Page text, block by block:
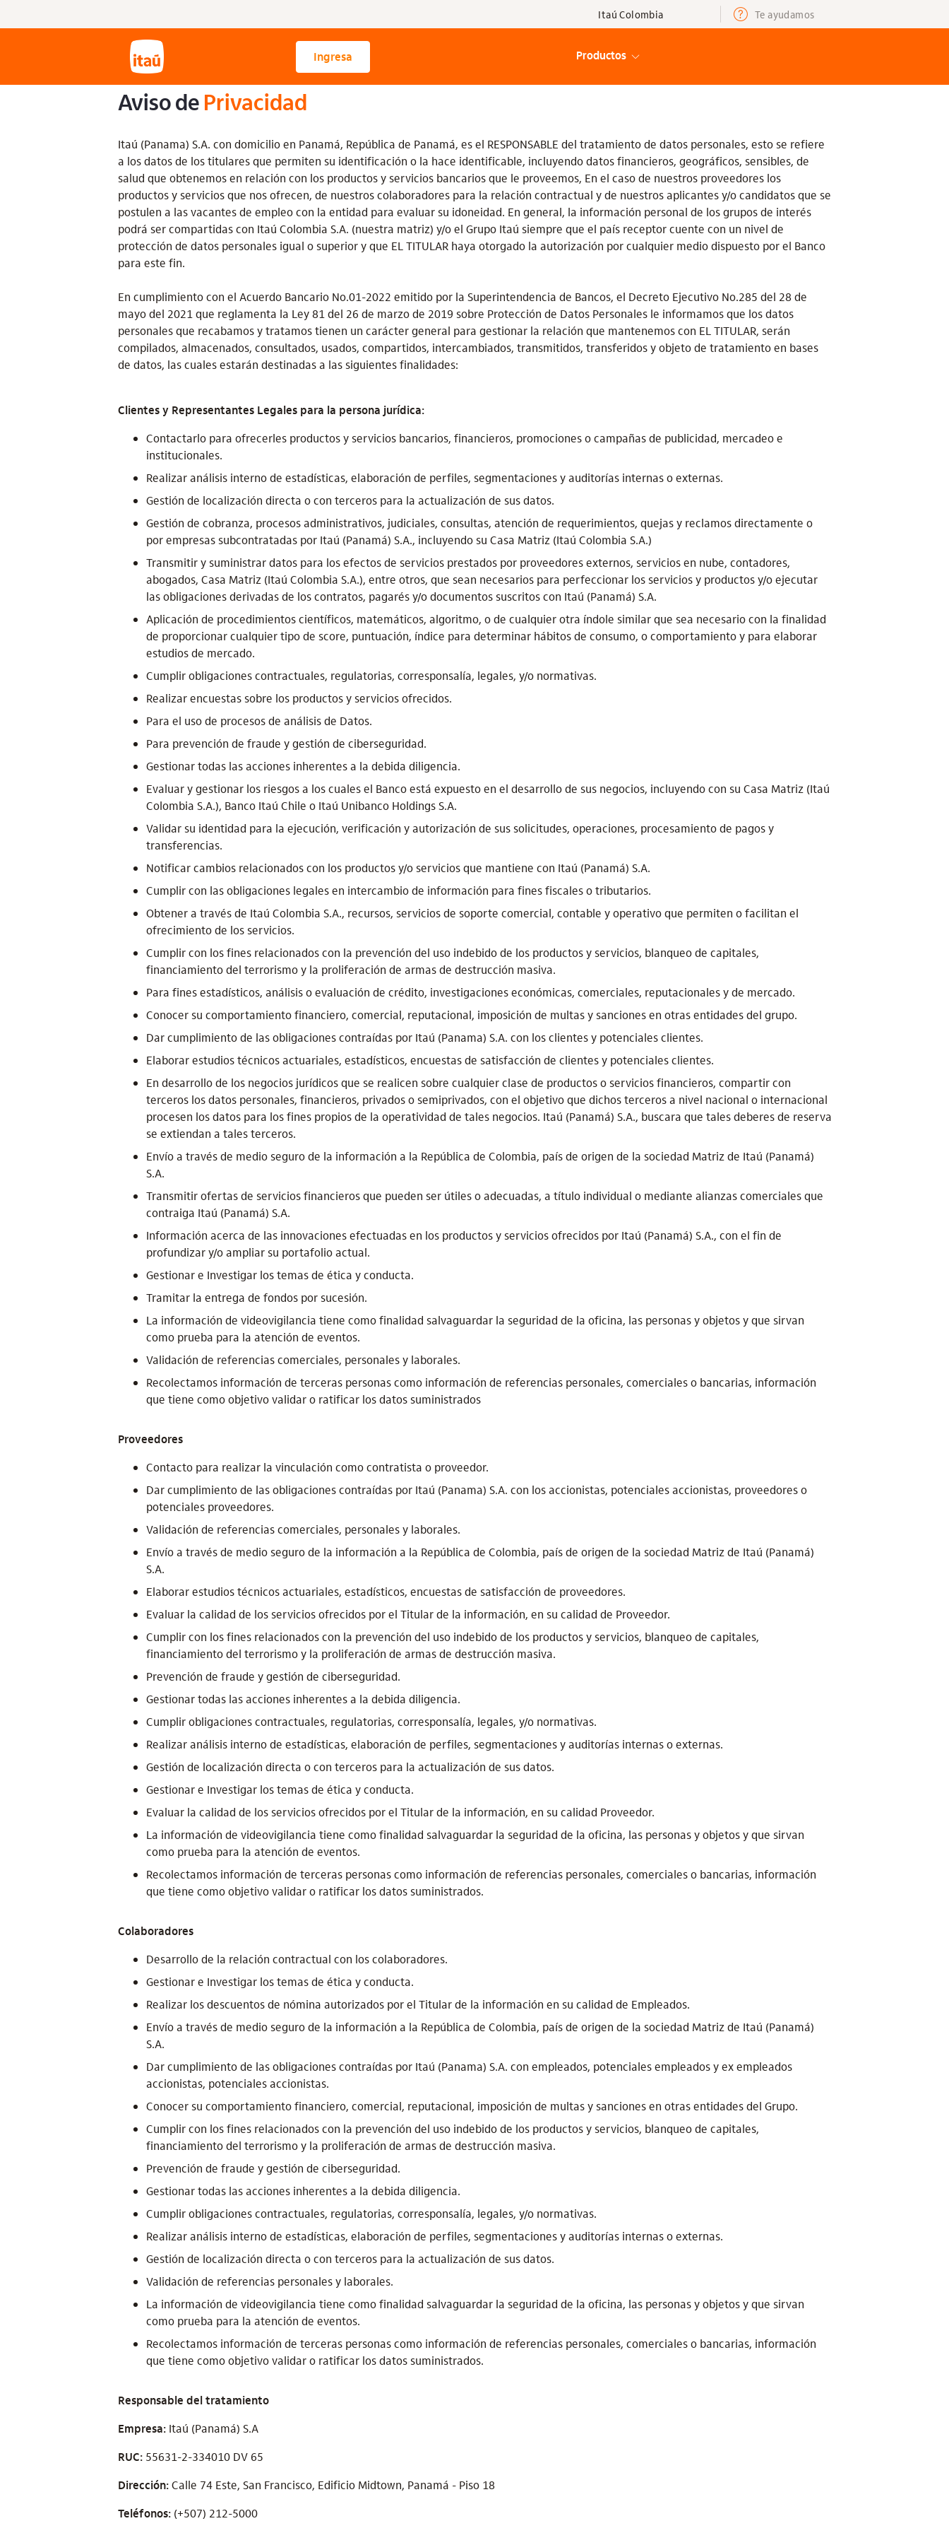
Itaú Colombia Te ayudamos
Productos
Ingresa
Aviso de Privacidad
Itaú (Panama) S.A. con domicilio en Panamá, República de Panamá, es el RESPONSABLE del tratamiento de datos personales, esto se refiere
a los datos de los titulares que permiten su identificación o la hace identificable, incluyendo datos financieros, geográficos, sensibles, de
salud que obtenemos en relación con los productos y servicios bancarios que le proveemos, En el caso de nuestros proveedores los
productos y servicios que nos ofrecen, de nuestros colaboradores para la relación contractual y de nuestros aplicantes y/o candidatos que se
postulen a las vacantes de empleo con la entidad para evaluar su idoneidad. En general, la información personal de los grupos de interés
podrá ser compartidas con Itaú Colombia S.A. (nuestra matriz) y/o el Grupo Itaú siempre que el país receptor cuente con un nivel de
protección de datos personales igual o superior y que EL TITULAR haya otorgado la autorización por cualquier medio dispuesto por el Banco
para este fin.
En cumplimiento con el Acuerdo Bancario No.01-2022 emitido por la Superintendencia de Bancos, el Decreto Ejecutivo No.285 del 28 de
mayo del 2021 que reglamenta la Ley 81 del 26 de marzo de 2019 sobre Protección de Datos Personales le informamos que los datos
personales que recabamos y tratamos tienen un carácter general para gestionar la relación que mantenemos con EL TITULAR, serán
compilados, almacenados, consultados, usados, compartidos, intercambiados, transmitidos, transferidos y objeto de tratamiento en bases
de datos, las cuales estarán destinadas a las siguientes finalidades:
Clientes y Representantes Legales para la persona jurídica:
Contactarlo para ofrecerles productos y servicios bancarios, financieros, promociones o campañas de publicidad, mercadeo e
institucionales.
Realizar análisis interno de estadísticas, elaboración de perfiles, segmentaciones y auditorías internas o externas.
Gestión de localización directa o con terceros para la actualización de sus datos.
Gestión de cobranza, procesos administrativos, judiciales, consultas, atención de requerimientos, quejas y reclamos directamente o
por empresas subcontratadas por Itaú (Panamá) S.A., incluyendo su Casa Matriz (Itaú Colombia S.A.)
Transmitir y suministrar datos para los efectos de servicios prestados por proveedores externos, servicios en nube, contadores,
abogados, Casa Matriz (Itaú Colombia S.A.), entre otros, que sean necesarios para perfeccionar los servicios y productos y/o ejecutar
las obligaciones derivadas de los contratos, pagarés y/o documentos suscritos con Itaú (Panamá) S.A.
Aplicación de procedimientos científicos, matemáticos, algoritmo, o de cualquier otra índole similar que sea necesario con la finalidad
de proporcionar cualquier tipo de score, puntuación, índice para determinar hábitos de consumo, o comportamiento y para elaborar
estudios de mercado.
Cumplir obligaciones contractuales, regulatorias, corresponsalía, legales, y/o normativas.
Realizar encuestas sobre los productos y servicios ofrecidos.
Para el uso de procesos de análisis de Datos.
Para prevención de fraude y gestión de ciberseguridad.
Gestionar todas las acciones inherentes a la debida diligencia.
Evaluar y gestionar los riesgos a los cuales el Banco está expuesto en el desarrollo de sus negocios, incluyendo con su Casa Matriz (Itaú
Colombia S.A.), Banco Itaú Chile o Itaú Unibanco Holdings S.A.
Validar su identidad para la ejecución, verificación y autorización de sus solicitudes, operaciones, procesamiento de pagos y
transferencias.
Notificar cambios relacionados con los productos y/o servicios que mantiene con Itaú (Panamá) S.A.
Cumplir con las obligaciones legales en intercambio de información para fines fiscales o tributarios.
Obtener a través de Itaú Colombia S.A., recursos, servicios de soporte comercial, contable y operativo que permiten o facilitan el
ofrecimiento de los servicios.
Cumplir con los fines relacionados con la prevención del uso indebido de los productos y servicios, blanqueo de capitales,
financiamiento del terrorismo y la proliferación de armas de destrucción masiva.
Para fines estadísticos, análisis o evaluación de crédito, investigaciones económicas, comerciales, reputacionales y de mercado.
Conocer su comportamiento financiero, comercial, reputacional, imposición de multas y sanciones en otras entidades del grupo.
Dar cumplimiento de las obligaciones contraídas por Itaú (Panama) S.A. con los clientes y potenciales clientes.
Elaborar estudios técnicos actuariales, estadísticos, encuestas de satisfacción de clientes y potenciales clientes.
En desarrollo de los negocios jurídicos que se realicen sobre cualquier clase de productos o servicios financieros, compartir con
terceros los datos personales, financieros, privados o semiprivados, con el objetivo que dichos terceros a nivel nacional o internacional
procesen los datos para los fines propios de la operatividad de tales negocios. Itaú (Panamá) S.A., buscara que tales deberes de reserva
se extiendan a tales terceros.
Envío a través de medio seguro de la información a la República de Colombia, país de origen de la sociedad Matriz de Itaú (Panamá)
S.A.
Transmitir ofertas de servicios financieros que pueden ser útiles o adecuadas, a título individual o mediante alianzas comerciales que
contraiga Itaú (Panamá) S.A.
Información acerca de las innovaciones efectuadas en los productos y servicios ofrecidos por Itaú (Panamá) S.A., con el fin de
profundizar y/o ampliar su portafolio actual.
Gestionar e Investigar los temas de ética y conducta.
Tramitar la entrega de fondos por sucesión.
La información de videovigilancia tiene como finalidad salvaguardar la seguridad de la oficina, las personas y objetos y que sirvan
como prueba para la atención de eventos.
Validación de referencias comerciales, personales y laborales.
Recolectamos información de terceras personas como información de referencias personales, comerciales o bancarias, información
que tiene como objetivo validar o ratificar los datos suministrados
Proveedores
Contacto para realizar la vinculación como contratista o proveedor.
Dar cumplimiento de las obligaciones contraídas por Itaú (Panama) S.A. con los accionistas, potenciales accionistas, proveedores o
potenciales proveedores.
Validación de referencias comerciales, personales y laborales.
Envío a través de medio seguro de la información a la República de Colombia, país de origen de la sociedad Matriz de Itaú (Panamá)
S.A.
Elaborar estudios técnicos actuariales, estadísticos, encuestas de satisfacción de proveedores.
Evaluar la calidad de los servicios ofrecidos por el Titular de la información, en su calidad de Proveedor.
Cumplir con los fines relacionados con la prevención del uso indebido de los productos y servicios, blanqueo de capitales,
financiamiento del terrorismo y la proliferación de armas de destrucción masiva.
Prevención de fraude y gestión de ciberseguridad.
Gestionar todas las acciones inherentes a la debida diligencia.
Cumplir obligaciones contractuales, regulatorias, corresponsalía, legales, y/o normativas.
Realizar análisis interno de estadísticas, elaboración de perfiles, segmentaciones y auditorías internas o externas.
Gestión de localización directa o con terceros para la actualización de sus datos.
Gestionar e Investigar los temas de ética y conducta.
Evaluar la calidad de los servicios ofrecidos por el Titular de la información, en su calidad Proveedor.
La información de videovigilancia tiene como finalidad salvaguardar la seguridad de la oficina, las personas y objetos y que sirvan
como prueba para la atención de eventos.
Recolectamos información de terceras personas como información de referencias personales, comerciales o bancarias, información
que tiene como objetivo validar o ratificar los datos suministrados.
Colaboradores
Desarrollo de la relación contractual con los colaboradores.
Gestionar e Investigar los temas de ética y conducta.
Realizar los descuentos de nómina autorizados por el Titular de la información en su calidad de Empleados.
Envío a través de medio seguro de la información a la República de Colombia, país de origen de la sociedad Matriz de Itaú (Panamá)
S.A.
Dar cumplimiento de las obligaciones contraídas por Itaú (Panama) S.A. con empleados, potenciales empleados y ex empleados
accionistas, potenciales accionistas.
Conocer su comportamiento financiero, comercial, reputacional, imposición de multas y sanciones en otras entidades del Grupo.
Cumplir con los fines relacionados con la prevención del uso indebido de los productos y servicios, blanqueo de capitales,
financiamiento del terrorismo y la proliferación de armas de destrucción masiva.
Prevención de fraude y gestión de ciberseguridad.
Gestionar todas las acciones inherentes a la debida diligencia.
Cumplir obligaciones contractuales, regulatorias, corresponsalía, legales, y/o normativas.
Realizar análisis interno de estadísticas, elaboración de perfiles, segmentaciones y auditorías internas o externas.
Gestión de localización directa o con terceros para la actualización de sus datos.
Validación de referencias personales y laborales.
La información de videovigilancia tiene como finalidad salvaguardar la seguridad de la oficina, las personas y objetos y que sirvan
como prueba para la atención de eventos.
Recolectamos información de terceras personas como información de referencias personales, comerciales o bancarias, información
que tiene como objetivo validar o ratificar los datos suministrados.
Responsable del tratamiento
Empresa:Itaú (Panamá) S.A
RUC:55631-2-334010 DV 65
Dirección:Calle 74 Este, San Francisco, Edificio Midtown, Panamá - Piso 18
Teléfonos:(+507) 212-5000